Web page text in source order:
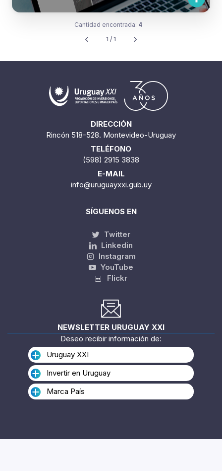
Cantidad encontrada: 4
1 / 1
DIRECCIÓN
Rincón 518-528. Montevideo-Uruguay
TELÉFONO
(598) 2915 3838
E-MAIL
info@uruguayxxi.gub.uy
SÍGUENOS EN
Twitter
Linkedin
Instagram
YouTube
Flickr
NEWSLETTER URUGUAY XXI
Deseo recibir información de:
Uruguay XXI
Invertir en Uruguay
Marca País